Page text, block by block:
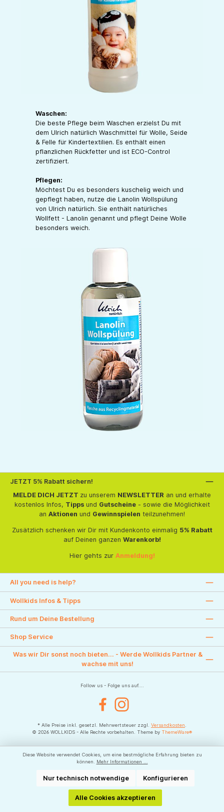
Waschen:
Die beste Pflege beim Waschen erzielst Du mit
dem Ulrich natürlich Waschmittel für Wolle, Seide
& Felle für Kindertextilien. Es enthält einen
pflanzlichen Rückfetter und ist ECO-Control
zertifiziert.
Pflegen:
Möchtest Du es besonders kuschelig weich und
gepflegt haben, nutze die Lanolin Wollspülung
von Ulrich natürlich. Sie enthält natürliches
Wollfett - Lanolin genannt und pflegt Deine Wolle
besonders weich.
JETZT 5% Rabatt sichern!
MELDE DICH JETZT zu unserem NEWSLETTER an und erhalte
kostenlos Infos, Tippsund Gutscheine- sowie die Möglichkeit
an Aktionen und Gewinnspielen teilzunehmen!
Zusätzlich schenken wir Dir mit Kundenkonto einmalig 5% Rabatt
auf Deinen ganzen Warenkorb!
Hier gehts zur Anmeldung!
All you need is help?
Wollkids Infos & Tipps
Rund um Deine Bestellung
Shop Service
Was wir Dir sonst noch bieten... - Werde Wollkids Partner &
wachse mit uns!
Follow us - Folge uns auf....
FacebookInstagram
* Alle Preise inkl. gesetzl. Mehrwertsteuer zzgl. Versandkosten
© 2026 WOLLKIDS - Alle Rechte vorbehalten. Theme by ThemeWare®
Diese Website verwendet Cookies, um eine bestmögliche Erfahrung bieten zu
können.
Mehr Informationen ...
Nur technisch notwendige Konfigurieren
Alle Cookies akzeptieren